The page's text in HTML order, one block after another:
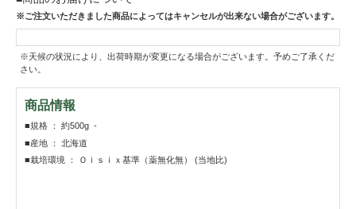
※ご注文いただきました商品によってはキャンセルが出来ない場合がございます。
※天候の状況により、出荷時期が変更になる場合がございます。予めご了承くだ
さい。
商品情報
■規格 ： 約500g -
■産地 ： 北海道
■栽培環境 ： Ｏｉｓｉｘ基準（薬無化無） (当地比)